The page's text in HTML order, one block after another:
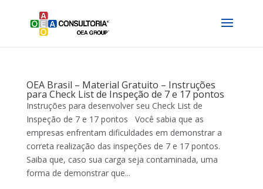
OEA Brasil – Material Gratuito – Instruções
para Check List de Inspeção de 7 e 17 pontos
Instruções para desenvolver seu Check List de
Inspeção de 7 e 17 pontos Você sabia que as
empresas enfrentam dificuldades em demonstrar a
correta realização das inspeções de 7 e 17 pontos.
Saiba que, caso sua carga seja contaminada, uma
forma de demonstrar que...